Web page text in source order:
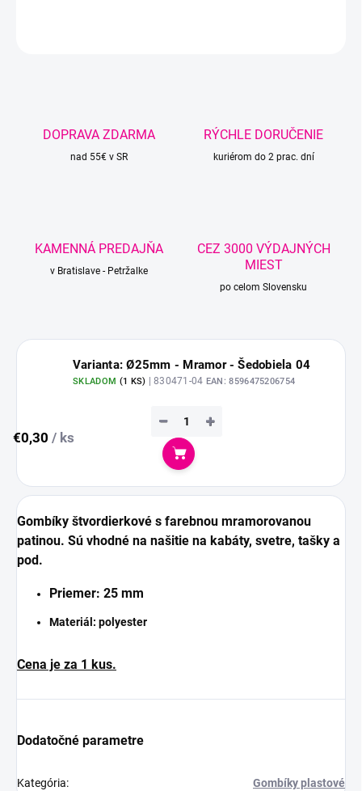
DOPRAVA ZDARMA
nad 55€ v SR
RÝCHLE DORUČENIE
kuriérom do 2 prac. dní
KAMENNÁ PREDAJŇA
v Bratislave - Petržalke
CEZ 3000 VÝDAJNÝCH
MIEST
po celom Slovensku
Varianta: Ø25mm - Mramor - Šedobiela 04
SKLADOM (1 KS) | 830471-04 EAN: 8596475206754
€0,30 / ks
+
−
Do košíka
Gombíky štvordierkové s farebnou mramorovanou
patinou. Sú vhodné na našitie na kabáty, svetre, tašky a
pod.
Priemer: 25 mm
Materiál: polyester
Cena je za 1 kus.
Dodatočné parametre
Kategória: Gombíky plastové